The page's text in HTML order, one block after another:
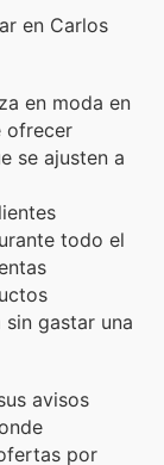
en Carlos
en moda en
ofrecer
se ajusten a
todo el
gastar una
avisos
por